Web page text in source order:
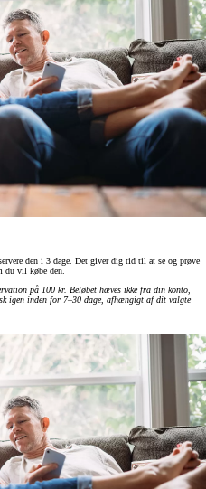
den i 3 dage. Det giver dig tid til at se og prøve
du vil købe den.
på 100 kr. Beløbet hæves ikke fra din konto,
igen inden for 7–30 dage, afhængigt af dit valgte